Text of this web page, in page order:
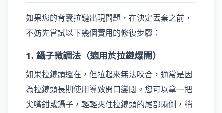
如果您的背囊拉鏈出現問題，在決定丟棄之前，
不妨先嘗試以下幾個實用的修復步驟：
1. 鑷子微調法（適用於拉鏈爆開）
如果拉鏈頭還在，但拉起來無法咬合，通常是因
為拉鏈頭長期使用導致開口變闊。您可以拿一把
尖嘴鉗或鑷子，輕輕夾住拉鏈頭的尾部兩側，稍